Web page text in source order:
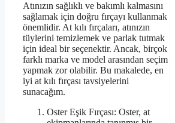
Atınızın sağlıklı ve bakımlı kalmasını
sağlamak için doğru fırçayı kullanmak
önemlidir. At kılı fırçaları, atınızın
tüylerini temizlemek ve parlak tutmak
için ideal bir seçenektir. Ancak, birçok
farklı marka ve model arasından seçim
yapmak zor olabilir. Bu makalede, en
iyi at kılı fırçası tavsiyelerini
sunacağım.
Oster Eşik Fırçası: Oster, at